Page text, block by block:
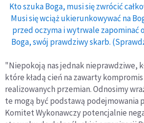
Kto szuka Boga, musi się zwrócić
Musi się wciąż ukierunkowywać na
przed oczyma i wytrwale zapominać
Boga, swój prawdziwy skarb.
"Niepokoją nas jednak nieprawdziwe,
które kładą cień na zawarty
realizowanych przemian. Odnosimy
te mogą być podstawą podejmowania
Komitet Wykonawczy potencjalnie